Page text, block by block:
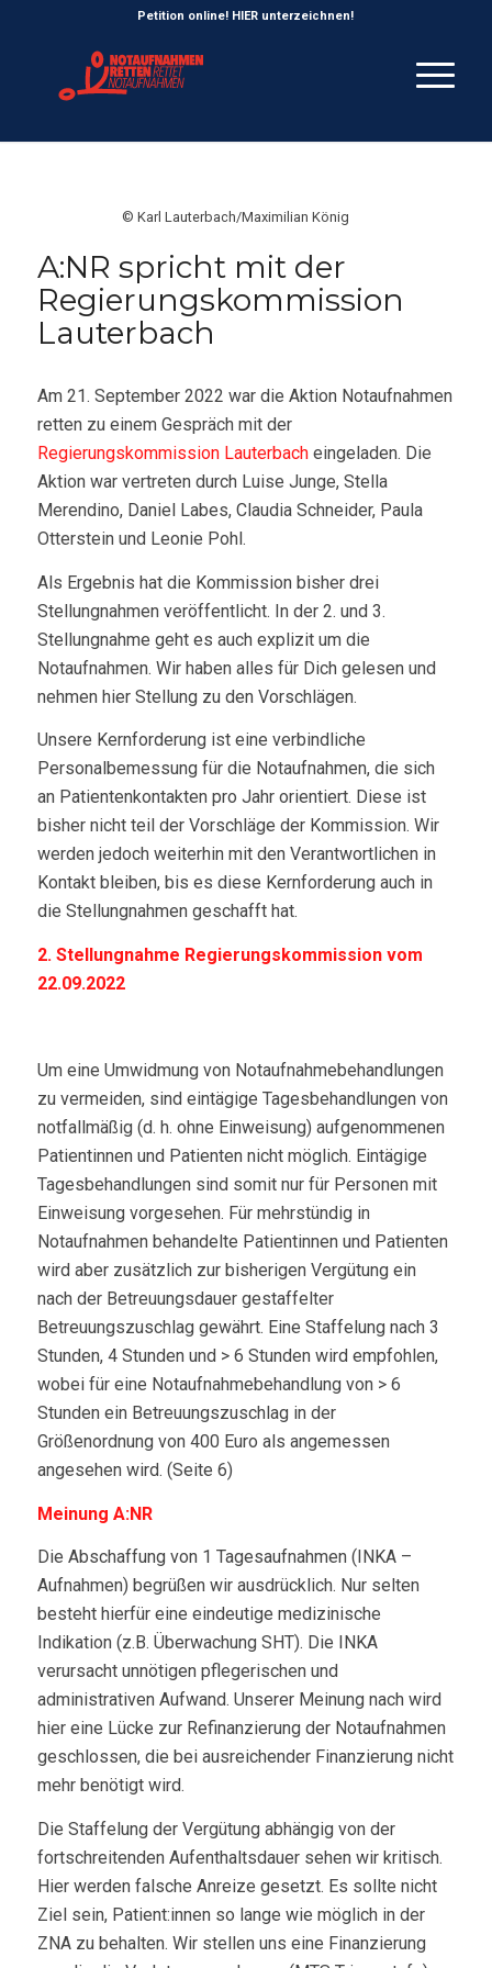
Petition online! HIER unterzeichnen!
© Karl Lauterbach/Maximilian König
A:NR spricht mit der
Regierungskommission
Lauterbach
Am 21. September 2022 war die Aktion Notaufnahmen
retten zu einem Gespräch mit der
Regierungskommission Lauterbacheingeladen. Die
Aktion war vertreten durch Luise Junge, Stella
Merendino, Daniel Labes, Claudia Schneider, Paula
Otterstein und Leonie Pohl.
Als Ergebnis hat die Kommission bisher drei
Stellungnahmen veröffentlicht. In der 2. und 3.
Stellungnahme geht es auch explizit um die
Notaufnahmen. Wir haben alles für Dich gelesen und
nehmen hier Stellung zu den Vorschlägen.
Unsere Kernforderung ist eine verbindliche
Personalbemessung für die Notaufnahmen, die sich
an Patientenkontakten pro Jahr orientiert. Diese ist
bisher nicht teil der Vorschläge der Kommission. Wir
werden jedoch weiterhin mit den Verantwortlichen in
Kontakt bleiben, bis es diese Kernforderung auch in
die Stellungnahmen geschafft hat.
2. Stellungnahme Regierungskommission vom
22.09.2022
Um eine Umwidmung von Notaufnahmebehandlungen
zu vermeiden, sind eintägige Tagesbehandlungen von
notfallmäßig (d. h. ohne Einweisung) aufgenommenen
Patientinnen und Patienten nicht möglich. Eintägige
Tagesbehandlungen sind somit nur für Personen mit
Einweisung vorgesehen. Für mehrstündig in
Notaufnahmen behandelte Patientinnen und Patienten
wird aber zusätzlich zur bisherigen Vergütung ein
nach der Betreuungsdauer gestaffelter
Betreuungszuschlag gewährt. Eine Staffelung nach 3
Stunden, 4 Stunden und > 6 Stunden wird empfohlen,
wobei für eine Notaufnahmebehandlung von > 6
Stunden ein Betreuungszuschlag in der
Größenordnung von 400 Euro als angemessen
angesehen wird. (Seite 6)
Meinung A:NR
Die Abschaffung von 1 Tagesaufnahmen (INKA –
Aufnahmen) begrüßen wir ausdrücklich. Nur selten
besteht hierfür eine eindeutige medizinische
Indikation (z.B. Überwachung SHT). Die INKA
verursacht unnötigen pflegerischen und
administrativen Aufwand. Unserer Meinung nach wird
hier eine Lücke zur Refinanzierung der Notaufnahmen
geschlossen, die bei ausreichender Finanzierung nicht
mehr benötigt wird.
Die Staffelung der Vergütung abhängig von der
fortschreitenden Aufenthaltsdauer sehen wir kritisch.
Hier werden falsche Anreize gesetzt. Es sollte nicht
Ziel sein, Patient:innen so lange wie möglich in der
ZNA zu behalten. Wir stellen uns eine Finanzierung